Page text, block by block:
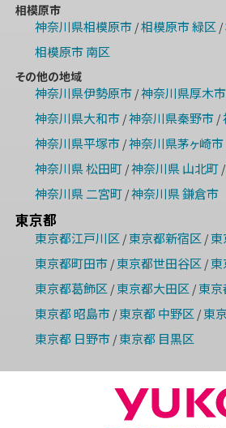
相模原市
神奈川県相模原市/相模原市 緑区 /
相模原市 南区
その他の地域
神奈川県伊勢原市/神奈川県厚木市
神奈川県大和市/神奈川県秦野市/
神奈川県平塚市/神奈川県茅ヶ崎市
神奈川県 松田町/神奈川県 山北町/
神奈川県 二宮町/神奈川県 鎌倉市
東京都
東京都江戸川区 / 東京都新宿区 /
東京都町田市/ 東京都世田谷区 /
東京都葛飾区 / 東京都大田区 / 東
東京都 昭島市/ 東京都 中野区 / 東
東京都 日野市/ 東京都 目黒区